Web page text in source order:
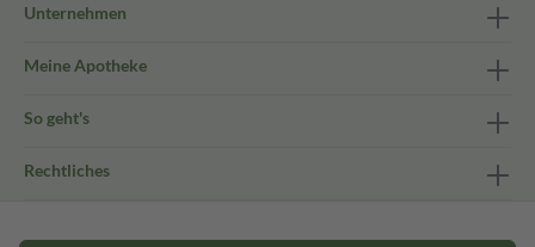
Unternehmen
Meine Apotheke
So geht's
Rechtliches